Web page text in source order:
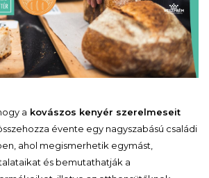
a kovászos kenyér szerelmeseit
évente egy nagyszabású családi
ahol megismerhetik egymást,
és bemutathatják a